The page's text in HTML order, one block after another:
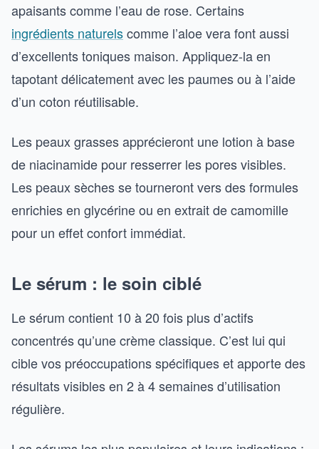
apaisants comme l’eau de rose. Certains
ingrédients naturelscomme l’aloe vera font aussi
d’excellents toniques maison. Appliquez-la en
tapotant délicatement avec les paumes ou à l’aide
d’un coton réutilisable.
Les peaux grasses apprécieront une lotion à base
de niacinamide pour resserrer les pores visibles.
Les peaux sèches se tourneront vers des formules
enrichies en glycérine ou en extrait de camomille
pour un effet confort immédiat.
Le sérum : le soin ciblé
Le sérum contient 10 à 20 fois plus d’actifs
concentrés qu’une crème classique. C’est lui qui
cible vos préoccupations spécifiques et apporte des
résultats visibles en 2 à 4 semaines d’utilisation
régulière.